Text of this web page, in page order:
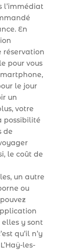
l’immédiat
En
réservation
pour vous
le jour
un
votre
possibilité
de
le coût de
un autre
ou
y sont
qu’il n’y
les-